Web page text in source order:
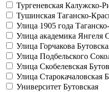
Тургеневская Калужско-
Тушинская Таганско-
Улица 1905 года
Улица академика Янгеля
Улица Горчакова
Улица Подбельского
Улица Скобелевская
Улица Старокачаловская
Университет Бутовская